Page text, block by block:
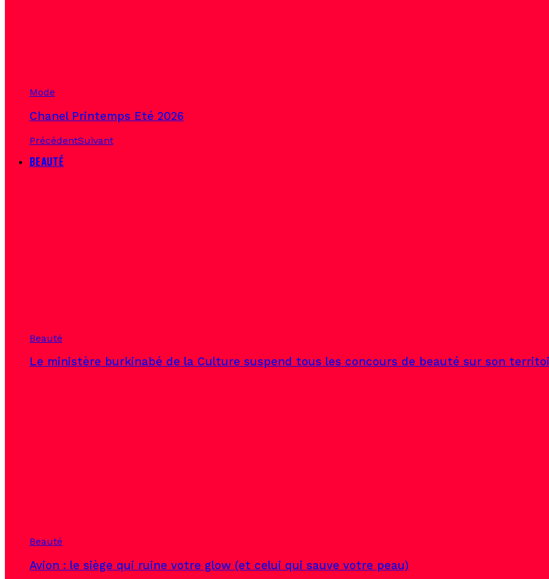
Mode
Chanel Printemps Eté 2026
PrécédentSuivant
BEAUTÉ
Beauté
Le ministère burkinabé de la Culture suspend tous les concours de beauté sur son
Beauté
Avion : le siège qui ruine votre glow (et celui qui sauve votre peau)